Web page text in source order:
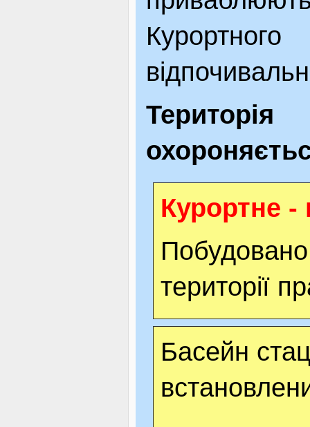
Курортне -
території
Басейн